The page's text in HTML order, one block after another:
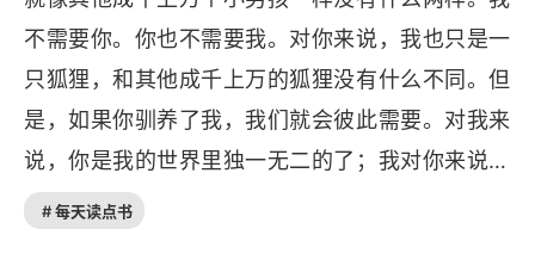
不需要你。你也不需要我。对你来说，我也只是一
只狐狸，和其他成千上万的狐狸没有什么不同。但
是，如果你驯养了我，我们就会彼此需要。对我来
说，你是我的世界里独一无二的了；我对你来说，
也是你的世界里的唯一。”
# 每天读点书